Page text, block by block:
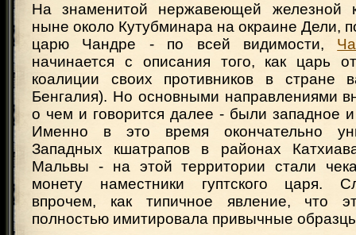
На знаменитой нержавеющей железной
ныне около Кутубминара на окраине Дели,
царю Чандре - по всей видимости,
начинается с описания того, как царь
коалиции своих противников в стране
Бенгалия). Но основными направлениями
о чем и говорится далее - были западное
Именно в это время окончательно
Западных кшатрапов в районах
Мальвы - на этой территории стали
монету наместники гуптского царя.
впрочем, как типичное явление, что
полностью имитировала привычные